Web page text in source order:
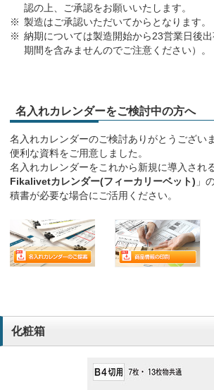
認の上、ご承認をお願いいたします。
製造はご承認いただいてからとなります。
納期については製造開始から23営業日後
期間を含みませんのでご注意ください）。
名入れカレンダーをご検討中の方へ
名入れカレンダーのご検討ありがとうござい
便利な資料をご用意しました。
名入れカレンダーをこれから新規に導入され
Fikalivetカレンダー(フィーカリーベット) 」
積書が必要な場合にご活用ください。
化粧箱